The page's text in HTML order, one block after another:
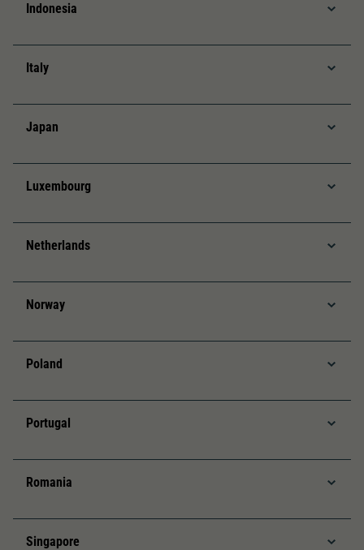
Indonesia
Italy
Japan
Luxembourg
Netherlands
Norway
Poland
Portugal
Romania
Singapore